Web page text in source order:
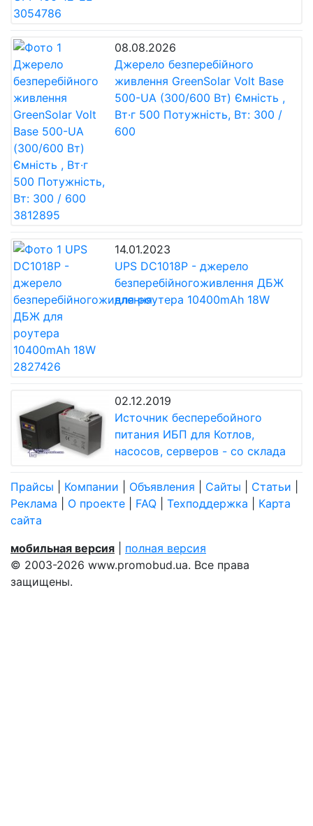
08.08.2026
Джерело безперебійного
живлення GreenSolar Volt Base
500-UA (300/600 Вт) Ємність ,
Вт·г 500 Потужність, Вт: 300 /
600
14.01.2023
UPS DC1018P - джерело
безперебійногоживлення ДБЖ
для роутера 10400mAh 18W
02.12.2019
Источник бесперебойного
питания ИБП для Котлов,
насосов, серверов - со склада
Прайсы Компании Объявления Сайты Статьи
Реклама
О проекте FAQ Техподдержка
Карта
сайта
мобильная версия
полная версия
© 2003-2026 www.promobud.ua. Все права
защищены.